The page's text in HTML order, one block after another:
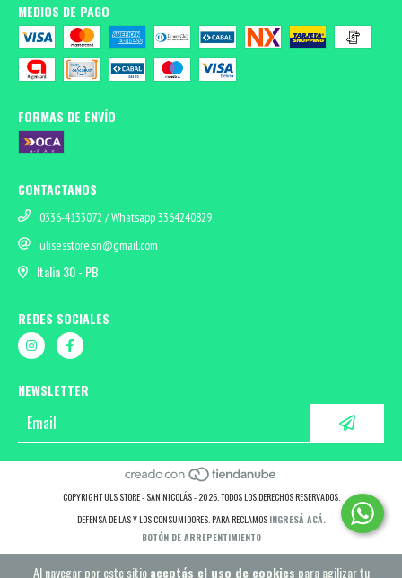
Al navegar por este sitioaceptás el uso de cookies para agilizar tu
MEDIOS DE PAGO
FORMAS DE ENVÍO
CONTACTANOS
0336-4133072 / Whatsapp 3364240829
ulisesstore.sn@gmail.com
Italia 30 - PB
REDES SOCIALES
NEWSLETTER
COPYRIGHT ULS STORE - SAN NICOLÁS - 2026. TODOS LOS DERECHOS RESERVADOS.
DEFENSA DE LAS Y LOS CONSUMIDORES. PARA RECLAMOS INGRESÁ ACÁ.
BOTÓN DE ARREPENTIMIENTO